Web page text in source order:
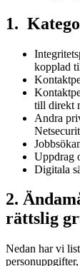
1.
kopplad
till direkt
Andra
Uppdrag
Digitala
2.
rättslig
Nedan har vi